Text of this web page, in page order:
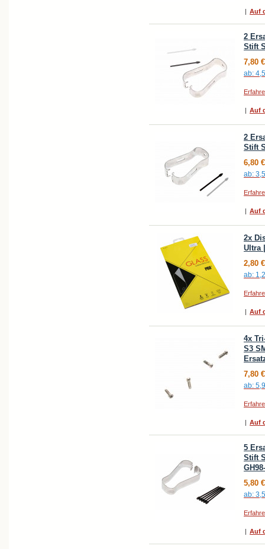
| Auf
2
Stift
7,80 €
ab:
| Auf
2
Stift
6,80 €
ab:
| Auf
2x
Ultra
2,80 €
ab:
| Auf
4x
S3
7,80 €
ab:
| Auf
5
Stift
5,80 €
ab:
| Auf